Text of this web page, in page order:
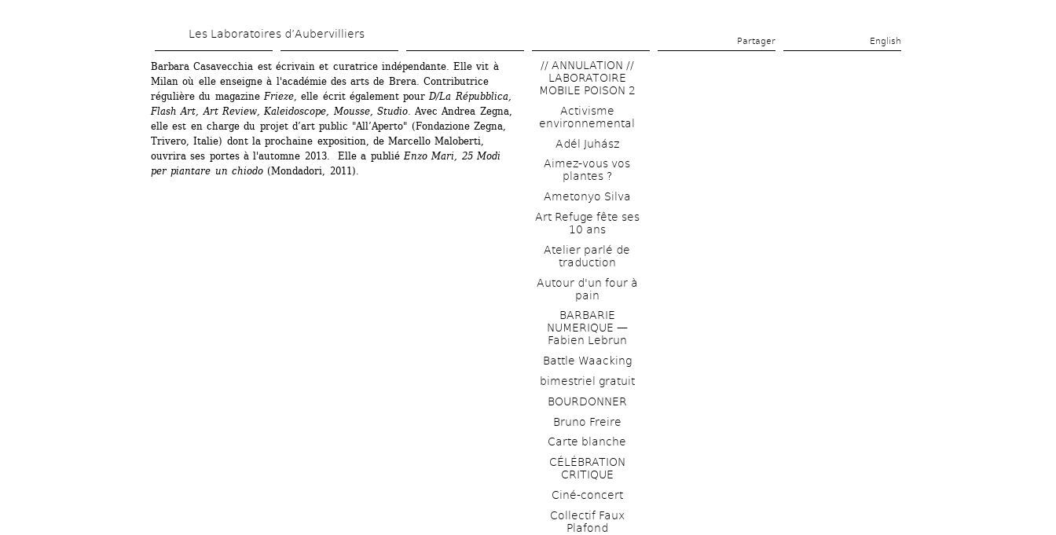
contenu
principal
Les Laboratoires d’Aubervilliers
Partager English
Barbara Casavecchia est écrivain et curatrice indépendante. Elle vit à
Milan où elle enseigne à l'académie des arts de Brera. Contributrice
régulière du magazine Frieze, elle écrit également pour D/La Répubblica,
Flash Art, Art Review, Kaleidoscope, Mousse, Studio. Avec Andrea Zegna,
elle est en charge du projet d’art public "All’Aperto" (Fondazione Zegna,
Trivero, Italie) dont la prochaine exposition, de Marcello Maloberti,
ouvrira ses portes à l'automne 2013. Elle a publié Enzo Mari, 25 Modi
per piantare un chiodo(Mondadori, 2011).
// ANNULATION //
LABORATOIRE
MOBILE POISON 2
Activisme
environnemental
Adél Juhász
Aimez-vous vos
plantes ?
Ametonyo Silva
Art Refuge fête ses
10 ans
Atelier parlé de
traduction
Autour d'un four à
pain
BARBARIE
NUMERIQUE —
Fabien Lebrun
Battle Waacking
bimestriel gratuit
BOURDONNER
Bruno Freire
Carte blanche
CÉLÉBRATION
CRITIQUE
Ciné-concert
Collectif Faux
Plafond